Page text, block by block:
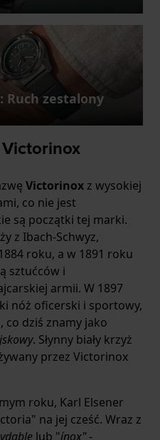
Ruch zestalony
Victorinoxz wysokiej
co nie jest
są początki tej marki.
z Ibach-Schwyz,
roku, a w 1891 roku
sztućców i
armii. W 1897
nóż oficerski i sportowy,
co dziś znamy jako
. Słynny biały krzyż
przez Victorinox
roku, Karl Elsener
na jej cześć. Wraz z
lub "ínox"-